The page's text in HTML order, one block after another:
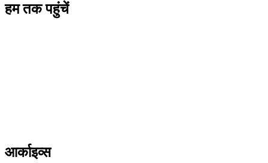
हम तक पहुंचें
आर्काइव्स